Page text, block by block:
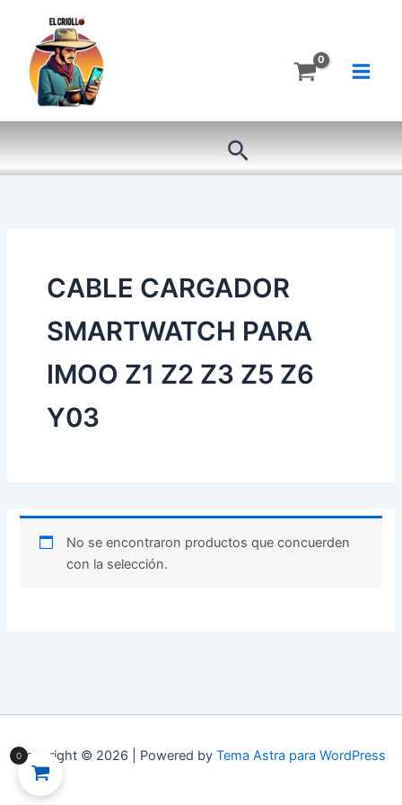
contenido
Buscar
CABLE CARGADOR
SMARTWATCH PARA
IMOO Z1 Z2 Z3 Z5 Z6
Y03
No se encontraron productos que concuerden
con la selección.
Copyright © 2026 | Powered by Tema Astra para WordPress
0